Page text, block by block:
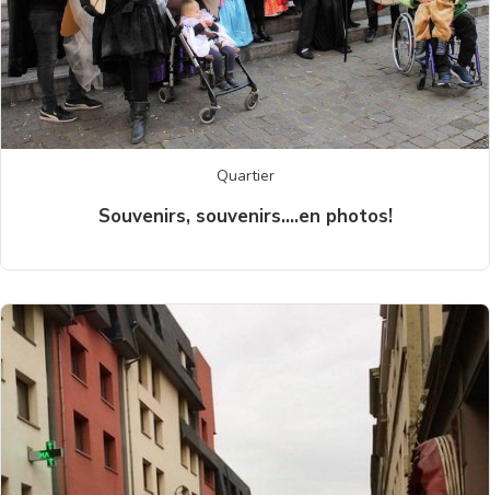
Quartier
Souvenirs, souvenirs….en photos!